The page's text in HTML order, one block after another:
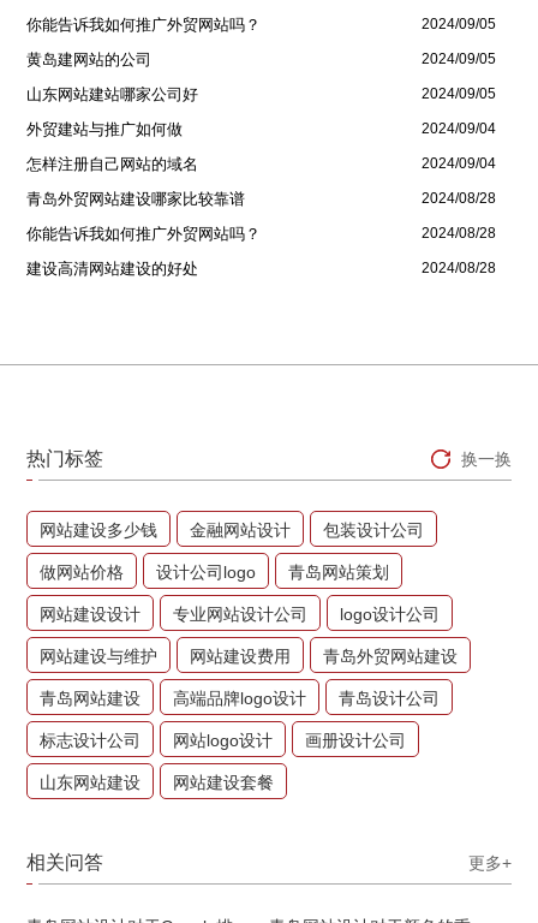
你能告诉我如何推广外贸网站吗？ 2024/09/05
黄岛建网站的公司 2024/09/05
山东网站建站哪家公司好 2024/09/05
外贸建站与推广如何做 2024/09/04
怎样注册自己网站的域名 2024/09/04
青岛外贸网站建设哪家比较靠谱 2024/08/28
你能告诉我如何推广外贸网站吗？ 2024/08/28
建设高清网站建设的好处 2024/08/28
热门标签 换一换
网站建设多少钱 金融网站设计 包装设计公司
做网站价格 设计公司logo 青岛网站策划
网站建设设计 专业网站设计公司 logo设计公司
网站建设与维护 网站建设费用 青岛外贸网站建设
青岛网站建设 高端品牌logo设计 青岛设计公司
标志设计公司 网站logo设计 画册设计公司
山东网站建设 网站建设套餐
相关问答 更多+